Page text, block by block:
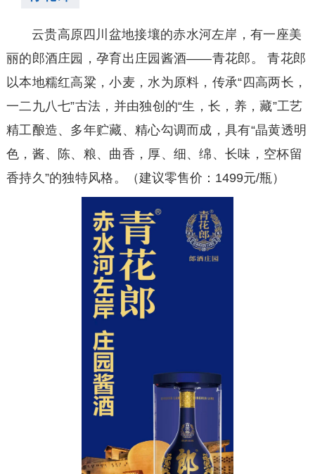
云贵高原四川盆地接壤的赤水河左岸，有一座美
丽的郎酒庄园，孕育出庄园酱酒——青花郎。 青花郎
以本地糯红高粱，小麦，水为原料，传承“四高两长，
一二九八七”古法，并由独创的“生，长，养，藏”工艺
精工酿造、多年贮藏、精心勾调而成，具有“晶黄透明
色，酱、陈、粮、曲香，厚、细、绵、长味，空杯留
香持久”的独特风格。
（建议零售价：1499元/瓶）